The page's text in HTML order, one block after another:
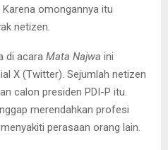
omongannya itu
netizen.
di acara Mata Najwa ini
X (Twitter). Sejumlah netizen
calon presiden PDI-P itu.
merendahkan profesi
perasaan orang lain.